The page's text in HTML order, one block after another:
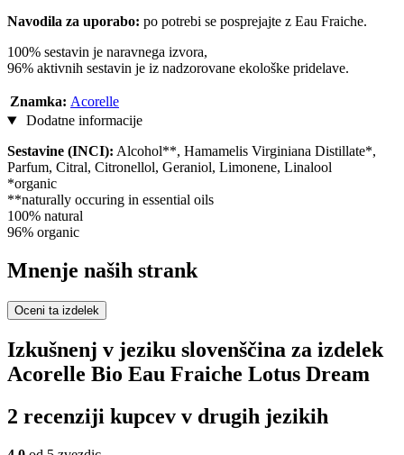
Navodila za uporabo: po potrebi se posprejajte z Eau Fraiche.
100% sestavin je naravnega izvora,
96% aktivnih sestavin je iz nadzorovane ekološke pridelave.
Znamka: Acorelle
Dodatne informacije
Sestavine (INCI): Alcohol**, Hamamelis Virginiana Distillate*,
Parfum, Citral, Citronellol, Geraniol, Limonene, Linalool
*organic
**naturally occuring in essential oils
100% natural
96% organic
Mnenje naših strank
Oceni ta izdelek
Izkušnenj v jeziku slovenščina za izdelek
Acorelle Bio Eau Fraiche Lotus Dream
2 recenziji kupcev v drugih jezikih